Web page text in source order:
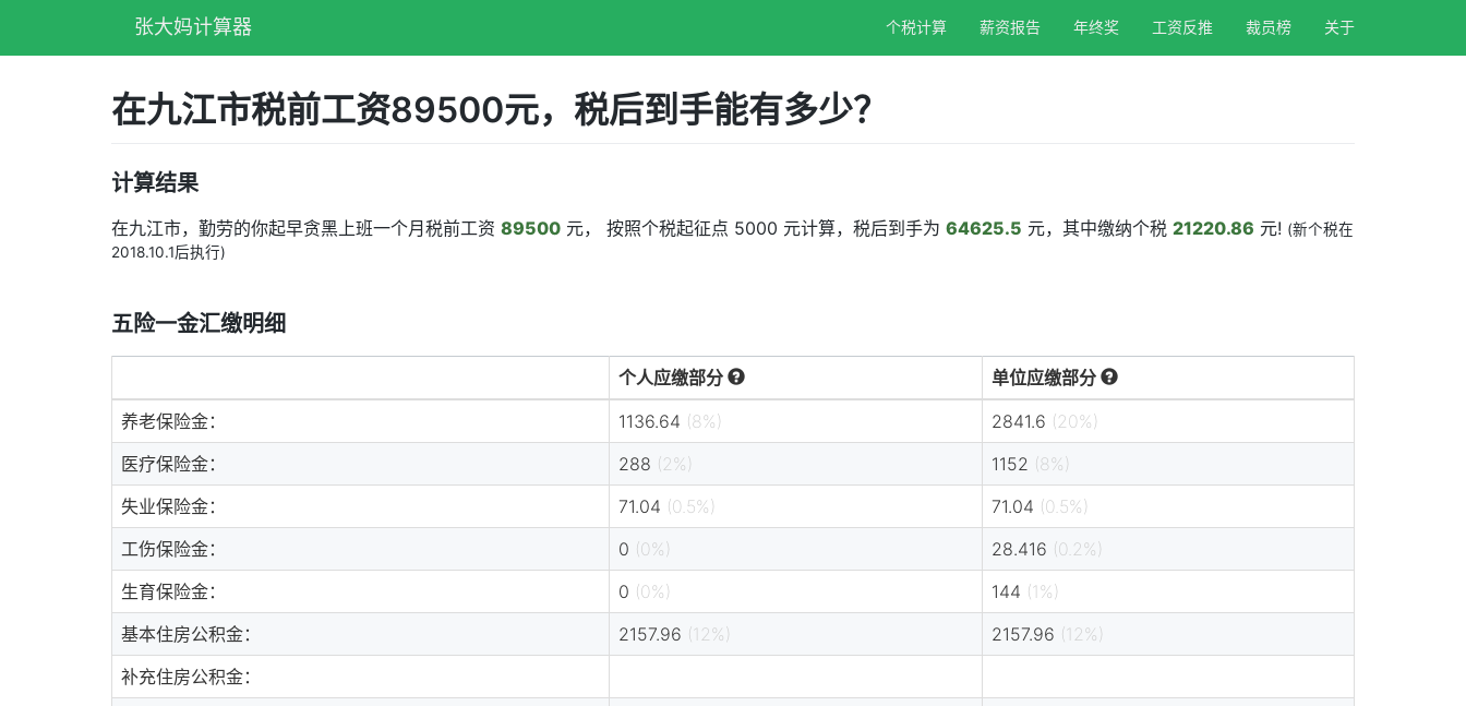
张大妈计算器 个税计算 薪资报告 年终奖 工资反推 裁员榜 关于
在九江市税前工资89500元，税后到手能有多少？
计算结果
在九江市，勤劳的你起早贪黑上班一个月税前工资 89500 元， 按照个税起征点 5000 元计算，税后到手为 64625.5 元，其中缴纳个税 21220.86 元! (新个税在
2018.10.1后执行)
五险一金汇缴明细
个人应缴部分
单位应缴部分
养老保险金：
1136.64 (8%) 2841.6 (20%)
医疗保险金：
288 (2%) 1152 (8%)
失业保险金：
71.04 (0.5%) 71.04 (0.5%)
工伤保险金：
0 (0%) 28.416 (0.2%)
生育保险金：
0 (0%) 144 (1%)
基本住房公积金：
2157.96 (12%) 2157.96 (12%)
补充住房公积金：